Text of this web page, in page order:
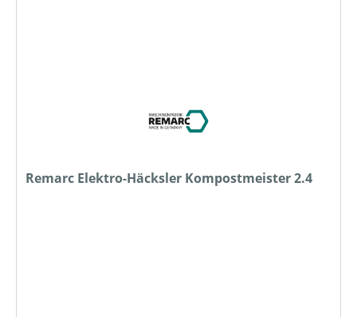
Remarc Elektro-Häcksler Kompostmeister 2.4